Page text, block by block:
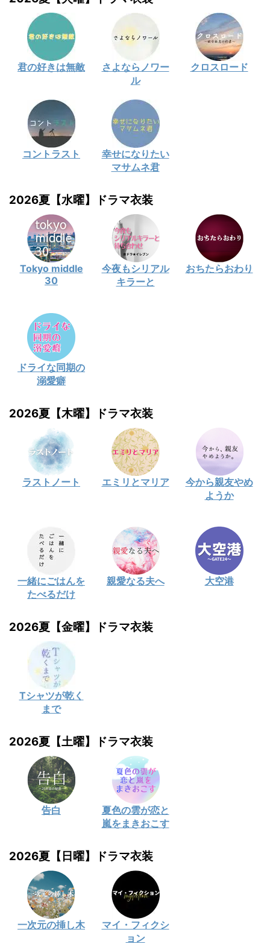
君の好きは無敵
さよならノワー
ル
クロスロード
コントラスト
幸せになりたい
マサムネ君
2026夏【水曜】ドラマ衣装
Tokyo middle
30
今夜もシリアル
キラーと
おちたらおわり
ドライな同期の
溺愛癖
2026夏【木曜】ドラマ衣装
ラストノート エミリとマリア
今から親友やめ
ようか
一緒にごはんを
たべるだけ
親愛なる夫へ 大空港
2026夏【金曜】ドラマ衣装
Tシャツが乾く
まで
2026夏【土曜】ドラマ衣装
告白
夏色の雲が恋と
嵐をまきおこす
2026夏【日曜】ドラマ衣装
一次元の挿し木
マイ・フィクシ
ョン